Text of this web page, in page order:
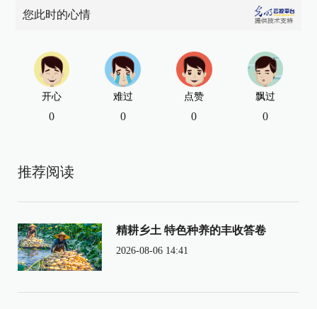
您此时的心情
开心
0
难过
0
点赞
0
飘过
0
推荐阅读
精耕乡土 特色种养的丰收答卷
2026-08-06 14:41